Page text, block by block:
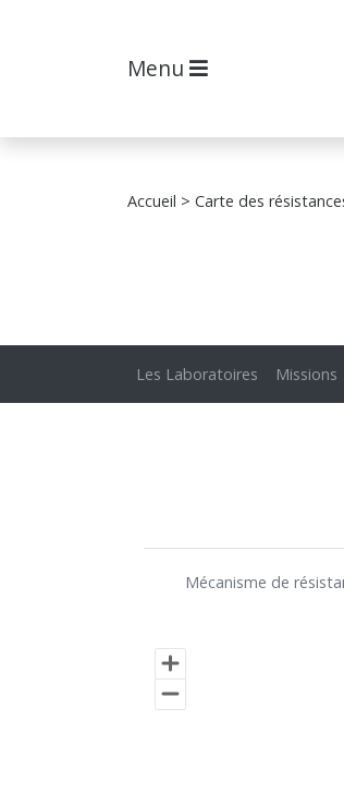
Menu
Accueil > Carte des
Les Laboratoires Missions
Mécanisme de